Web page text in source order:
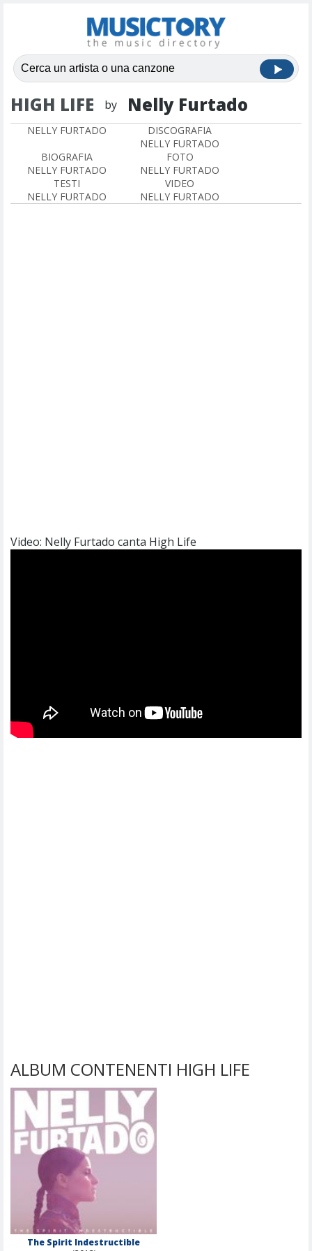
HIGH LIFE by Nelly Furtado
NELLY FURTADO
DISCOGRAFIA
NELLY FURTADO
BIOGRAFIA
NELLY FURTADO
FOTO
NELLY FURTADO
TESTI
NELLY FURTADO
VIDEO
NELLY FURTADO
Video: Nelly Furtado canta High Life
ALBUM CONTENENTI HIGH LIFE
The Spirit Indestructible